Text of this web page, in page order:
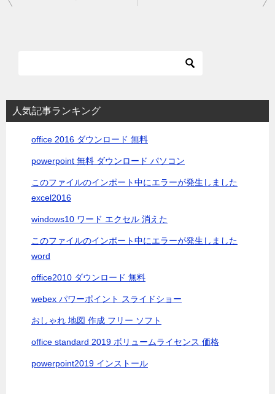
シ人気記事ランキング
office 2016 ダウンロード 無料
powerpoint 無料 ダウンロード パソコン
このファイルのインポート中にエラーが発生しました
excel2016
windows10 ワード エクセル 消えた
このファイルのインポート中にエラーが発生しました
word
office2010 ダウンロード 無料
webex パワーポイント スライドショー
おしゃれ 地図 作成 フリー ソフト
office standard 2019 ボリュームライセンス 価格
powerpoint2019 インストール